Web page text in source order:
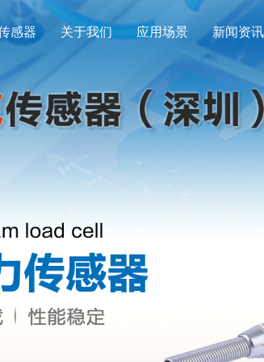
感器 关于我们 应用场景 新闻资讯